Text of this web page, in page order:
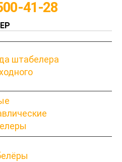
41-28
штабелера